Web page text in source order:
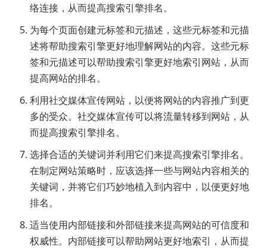
络连接，从而提高搜索引擎排名。
为每个页面创建元标签和元描述，这些元标签和元描
述将帮助搜索引擎更好地理解网站的内容。这些元标
签和元描述可以帮助搜索引擎更好地索引网站，从而
提高网站的排名。
利用社交媒体宣传网站，以便将网站的内容推广到更
多的受众。社交媒体宣传可以将流量转移到网站，从
而提高搜索引擎排名。
选择合适的关键词并利用它们来提高搜索引擎排名。
在制定网站策略时，应该选择一些与网站内容相关的
关键词，并将它们巧妙地植入到内容中，以便更好地
排名。
适当使用内部链接和外部链接来提高网站的可信度和
权威性。内部链接可以帮助网站更好地索引，从而提